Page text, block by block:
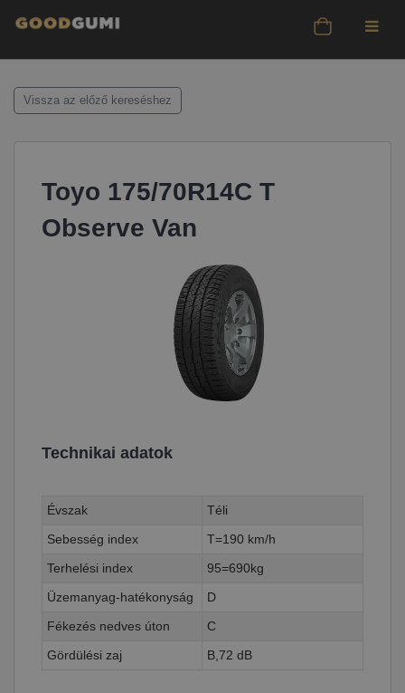
Vissza az előző kereséshez
Toyo 175/70R14C T
Observe Van
Technikai adatok
Évszak
Téli
Sebesség index
T=190 km/h
Terhelési index
95=690kg
Üzemanyag-hatékonyság
D
Fékezés nedves úton
C
Gördülési zaj
B,72 dB